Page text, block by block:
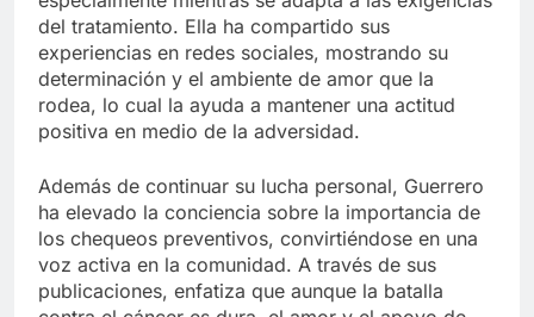
del tratamiento. Ella ha compartido sus
experiencias en redes sociales, mostrando su
determinación y el ambiente de amor que la
rodea, lo cual la ayuda a mantener una actitud
positiva en medio de la adversidad.
Además de continuar su lucha personal, Guerrero
ha elevado la conciencia sobre la importancia de
los chequeos preventivos, convirtiéndose en una
voz activa en la comunidad. A través de sus
publicaciones, enfatiza que aunque la batalla